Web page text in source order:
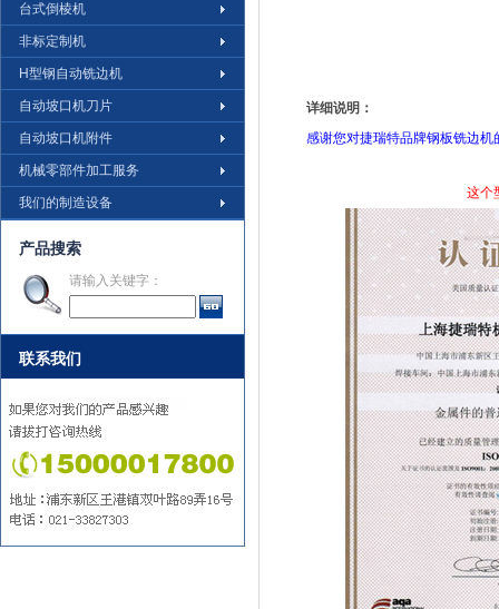
台式倒棱机
非标定制机
H型钢自动铣边机
自动坡口机刀片
自动坡口机附件
机械零部件加工服务
我们的制造设备
产品搜索
请输入关键字：
联系我们
详细说明：
感谢您对捷瑞特品牌钢板铣边
这个